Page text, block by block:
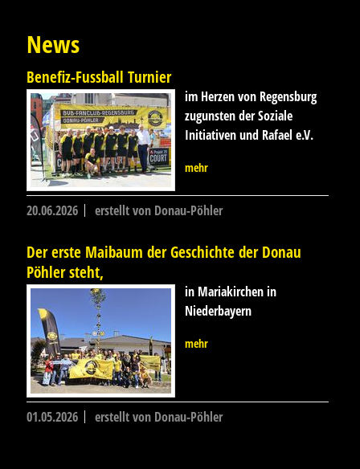
News
Benefiz-Fussball Turnier
im Herzen von Regensburg
zugunsten der Soziale
Initiativen und Rafael e.V.
mehr
20.06.2026 erstellt von Donau-Pöhler
Der erste Maibaum der Geschichte der Donau
Pöhler steht,
in Mariakirchen in
Niederbayern
mehr
01.05.2026 erstellt von Donau-Pöhler